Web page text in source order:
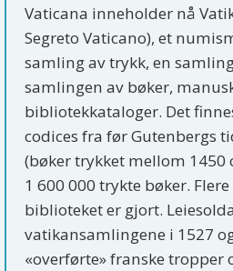
Vaticana inneholder nå
Segreto Vaticano), et
samling av trykk, en
samlingen av bøker,
bibliotekkataloger. Det
codices fra før Gutenbergs
(bøker trykket mellom 1450
1 600 000 trykte bøker.
biblioteket er gjort.
vatikansamlingene i 1527
«overførte» franske tropper